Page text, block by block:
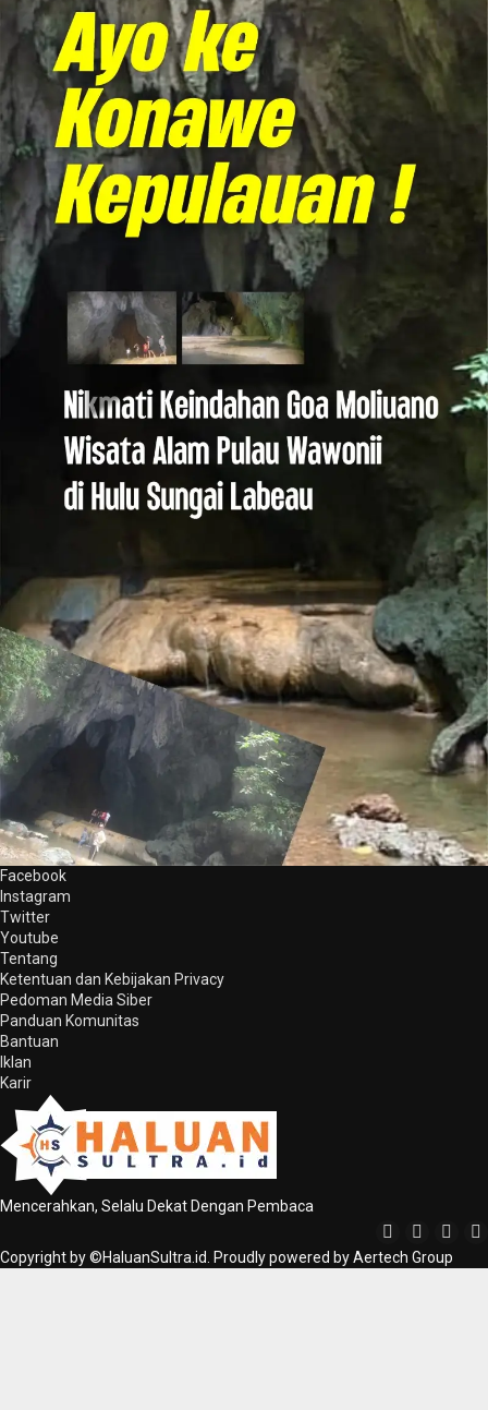
Facebook
Instagram
Twitter
Youtube
Tentang
Ketentuan dan Kebijakan Privacy
Pedoman Media Siber
Panduan Komunitas
Bantuan
Iklan
Karir
Mencerahkan, Selalu Dekat Dengan Pembaca
Copyright by ©HaluanSultra.id. Proudly powered by Aertech Group